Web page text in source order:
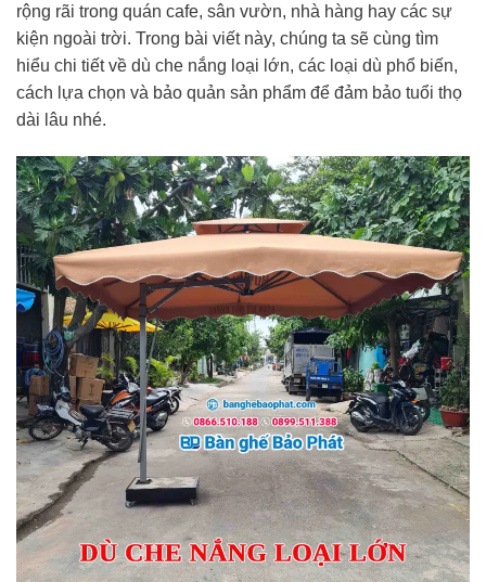
rộng rãi trong quán cafe, sân vườn, nhà hàng hay các sự
kiện ngoài trời. Trong bài viết này, chúng ta sẽ cùng tìm
hiểu chi tiết về dù che nắng loại lớn, các loại dù phổ biến,
cách lựa chọn và bảo quản sản phẩm để đảm bảo tuổi thọ
dài lâu nhé.